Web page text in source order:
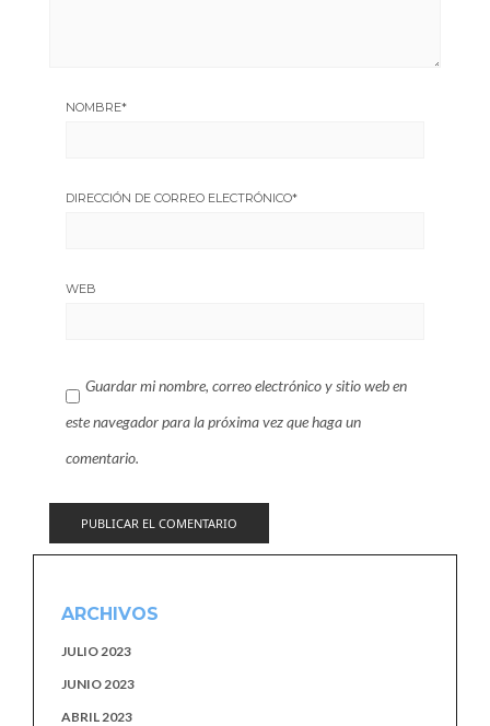
NOMBRE*
DIRECCIÓN DE CORREO ELECTRÓNICO*
WEB
Guardar mi nombre, correo electrónico y sitio web en
este navegador para la próxima vez que haga un
comentario.
ARCHIVOS
JULIO 2023
JUNIO 2023
ABRIL 2023